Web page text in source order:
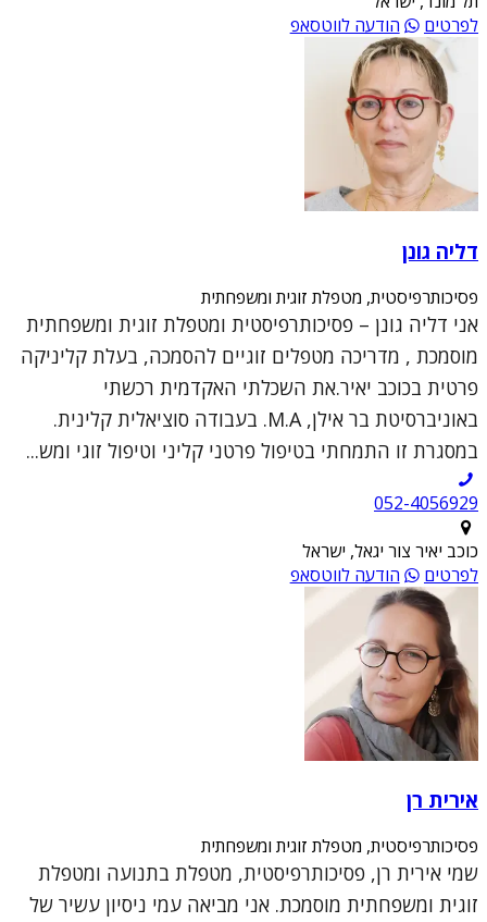
לפרטים
הודעה לווטסאפ
דליה גונן
פסיכותרפיסטית, מטפלת זוגית ומשפחתית
אני דליה גונן – פסיכותרפיסטית ומטפלת זוגית ומשפחתית
מוסמכת , מדריכה מטפלים זוגיים להסמכה, בעלת קליניקה
פרטית בכוכב יאיר.את השכלתי האקדמית רכשתי
באוניברסיטת בר אילן, M.A. בעבודה סוציאלית קלינית.
במסגרת זו התמחתי בטיפול פרטני קליני וטיפול זוגי ומש...
052-4056929
כוכב יאיר צור יגאל, ישראל
לפרטים
הודעה לווטסאפ
אירית רן
פסיכותרפיסטית, מטפלת זוגית ומשפחתית
שמי אירית רן, פסיכותרפיסטית, מטפלת בתנועה ומטפלת
זוגית ומשפחתית מוסמכת. אני מביאה עמי ניסיון עשיר של